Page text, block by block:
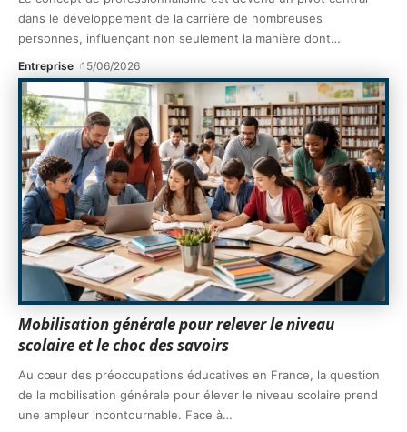
dans le développement de la carrière de nombreuses
personnes, influençant non seulement la manière dont…
Entreprise 15/06/2026
Mobilisation générale pour relever le niveau
scolaire et le choc des savoirs
Au cœur des préoccupations éducatives en France, la question
de la mobilisation générale pour élever le niveau scolaire prend
une ampleur incontournable. Face à…